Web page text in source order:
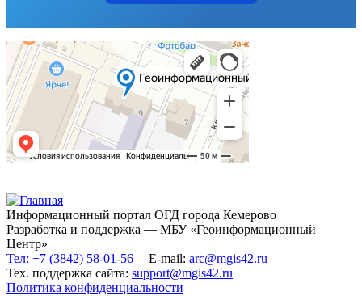
Информационный портал ОГД города Кемерово
Разработка и поддержка — МБУ «Геоинформационный
Центр»
Тел: +7 (3842) 58-01-56 | E-mail: arc@mgis42.ru
Тех. поддержка сайта: support@mgis42.ru
Политика конфиденциальности